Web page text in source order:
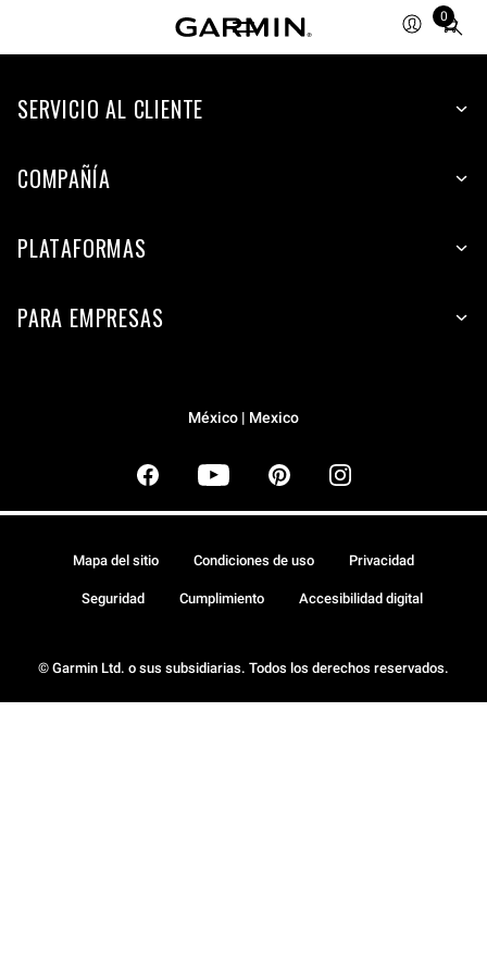
0
Total
items
cart:
SERVICIO AL CLIENTE
COMPAÑÍA
PLATAFORMAS
PARA EMPRESAS
México | Mexico
© Garmin Ltd. o sus subsidiarias. Todos los derechos reservados.
Mapa del sitio Condiciones de uso Privacidad
Seguridad Cumplimiento Accesibilidad digital